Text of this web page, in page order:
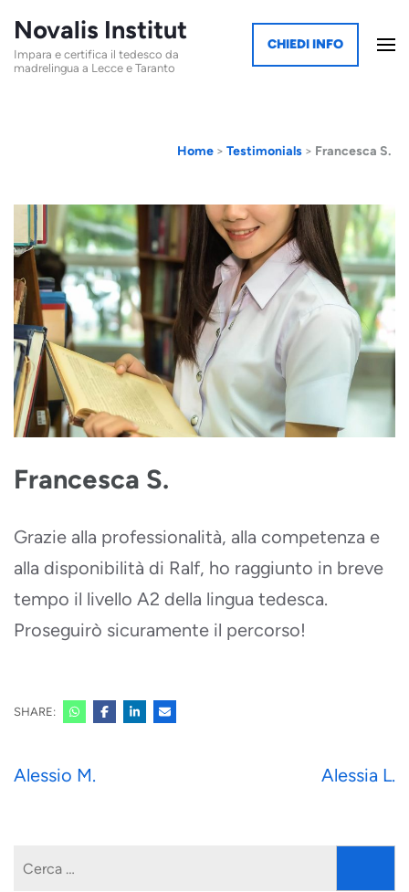
Novalis Institut
Impara e certifica il tedesco da
madrelingua a Lecce e Taranto
CHIEDI INFO
Home > Testimonials > Francesca S.
Francesca S.
Grazie alla professionalità, alla competenza e
alla disponibilità di Ralf, ho raggiunto in breve
tempo il livello A2 della lingua tedesca.
Proseguirò sicuramente il percorso!
SHARE:
Navigazione
Alessio M. Alessia L.